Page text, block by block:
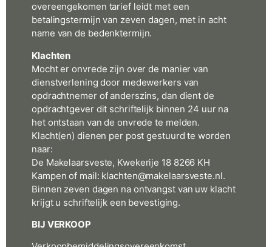
overeengekomen tarief leidt met een
betalingstermijn van zeven dagen, met in acht
name van de bedenktermijn.
Klachten
Mocht er onvrede zijn over de manier van
dienstverlening door medewerkers van
opdrachtnemer of anderszins, dan dient de
opdrachtgever dit schriftelijk binnen 24 uur na
het ontstaan van de onvrede te melden.
Klacht(en) dienen per post gestuurd te worden
naar:
De Makelaarsveste, Kwekerije 18 8266 KH
Kampen of mail: klachten@makelaarsveste.nl.
Binnen zeven dagen na ontvangst van uw klacht
krijgt u schriftelijk een bevestiging.
BIJ VERKOOP